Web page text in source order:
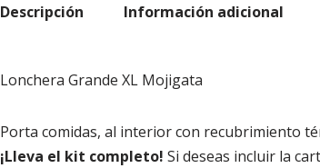
Descripción Información adicional
Lonchera Grande XL Mojigata
Porta comidas, al interior con recubrimiento
¡Lleva el kit completo! Si deseas incluir la